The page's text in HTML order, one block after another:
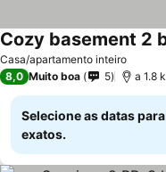
Casa/apartamento inteiro
8,0 Muito boa 5 a 1.8
Selecione as datas
exatos.